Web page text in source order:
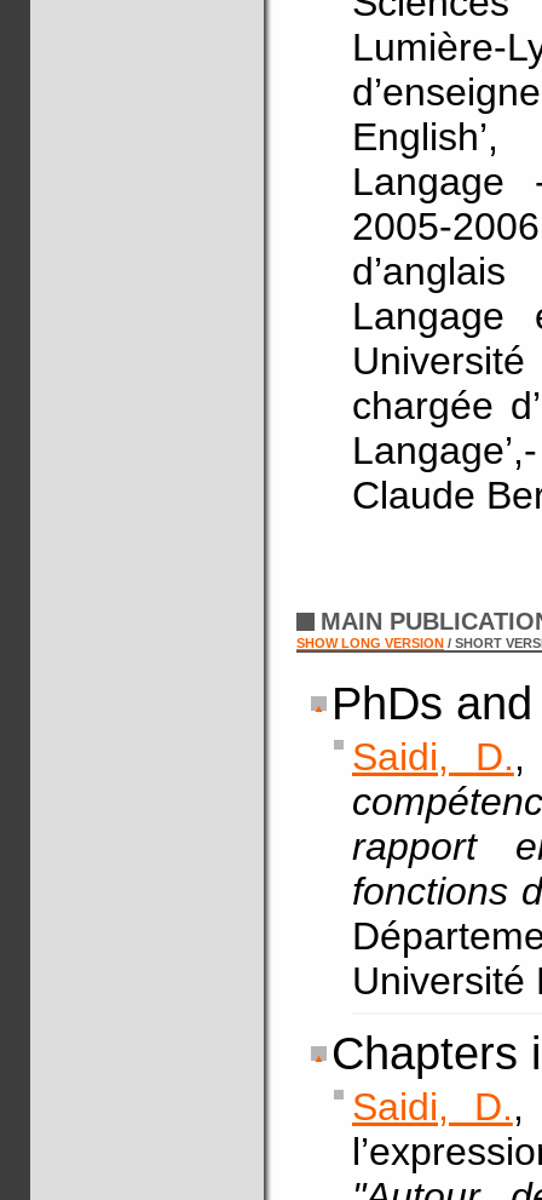
Lumière-
Langage
2005-
Langage
chargée
Claude
MAIN
SHOW LONG VERSION / SHORT
PhDs
Saidi, D.,
rapport
fonctions
Université
Chapters
Saidi, D.,